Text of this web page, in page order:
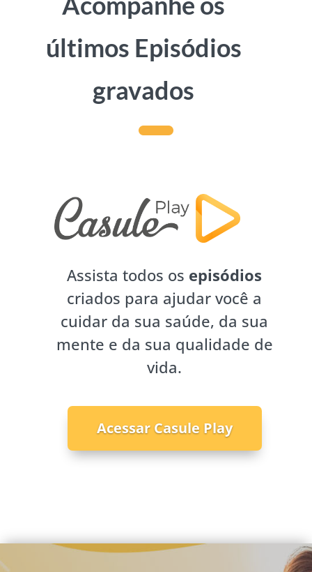
últimos Episódios
gravados
Assista todos os episódios
criados para ajudar você a
cuidar da sua saúde, da sua
mente e da sua qualidade de
vida.
Acessar Casule Play